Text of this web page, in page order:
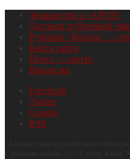
Знакомство с «АРОУ»
Договор публичной
Рубрика «Вопрос —
Карта сайта
Пресс — центр
Вакансии
Facebook
Twitter
Google
RSS